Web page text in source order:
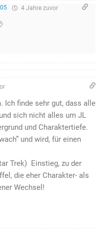
4 Jahre zuvor
Ich finde sehr gut, dass alle
sich nicht alles um JL
und Charaktertiefe.
und wird, für einen
Trek) Einstieg, zu der
die eher Charakter- als
Wechsel!